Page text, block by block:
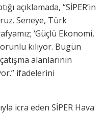
açıklamada, “SİPER’in
Seneye, Türk
‘Güçlü Ekonomi,
kılıyor. Bugün
alanlarının
ifadelerini
icra eden SİPER Hava